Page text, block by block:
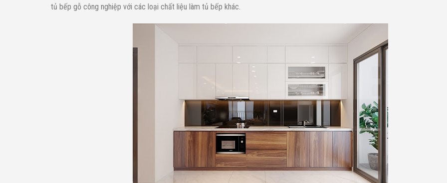
tủ bếp gỗ công nghiệp với các loại chất liệu làm tủ bếp khác.